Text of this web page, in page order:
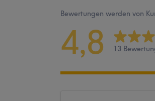
Bewertungen werden von
4,8 13